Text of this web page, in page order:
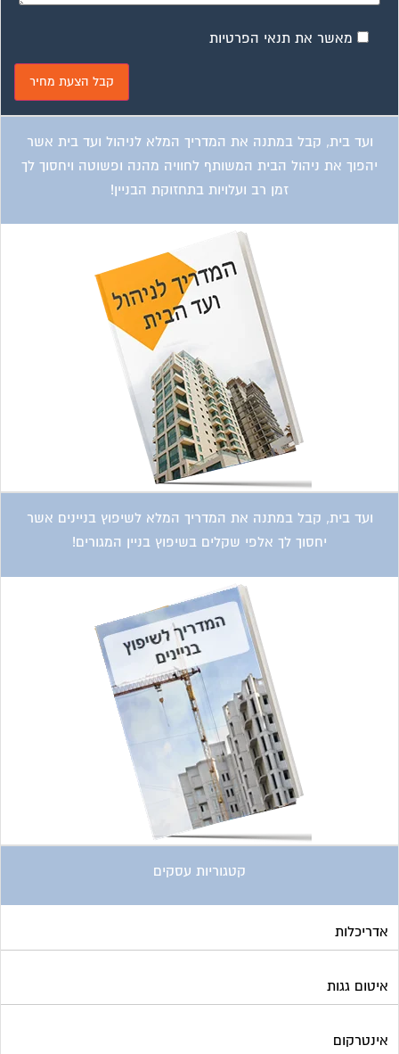
מאשר את תנאי הפרטיות
ועד בית, קבל במתנה את המדריך המלא לניהול ועד בית אשר
יהפוך את ניהול הבית המשותף לחוויה מהנה ופשוטה ויחסוך לך
זמן רב ועלויות בתחזוקת הבניין!
ועד בית, קבל במתנה את המדריך המלא לשיפוץ בניינים אשר
יחסוך לך אלפי שקלים בשיפוץ בניין המגורים!
קטגוריות עסקים
אדריכלות
איטום גגות
אינטרקום